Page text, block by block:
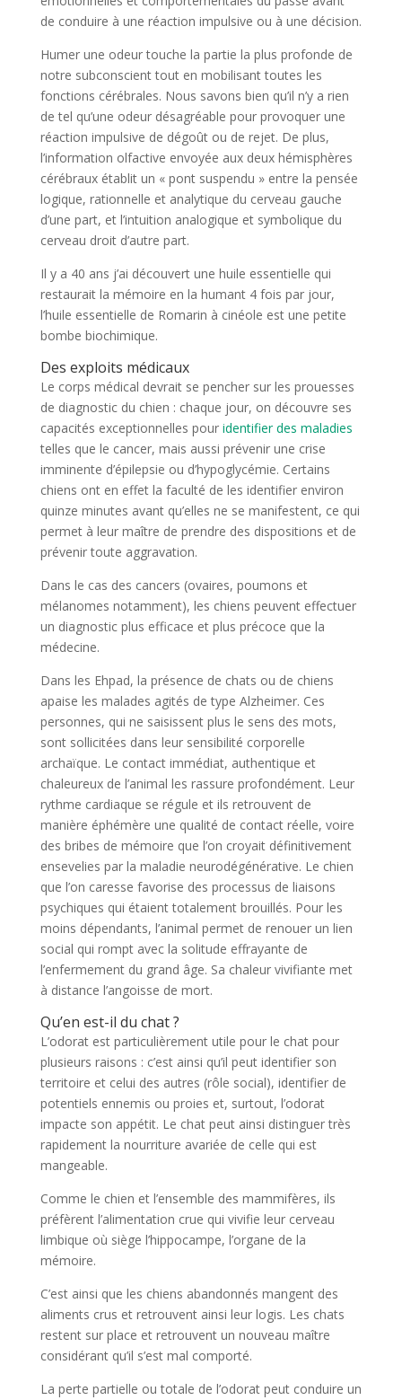
de conduire à une réaction impulsive ou à une décision.
Humer une odeur touche la partie la plus profonde de
notre subconscient tout en mobilisant toutes les
fonctions cérébrales. Nous savons bien qu’il n’y a rien
de tel qu’une odeur désagréable pour provoquer une
réaction impulsive de dégoût ou de rejet. De plus,
l’information olfactive envoyée aux deux hémisphères
cérébraux établit un « pont suspendu » entre la pensée
logique, rationnelle et analytique du cerveau gauche
d’une part, et l’intuition analogique et symbolique du
cerveau droit d’autre part.
Il y a 40 ans j’ai découvert une huile essentielle qui
restaurait la mémoire en la humant 4 fois par jour,
l’huile essentielle de Romarin à cinéole est une petite
bombe biochimique.
Des exploits médicaux
Le corps médical devrait se pencher sur les prouesses
de diagnostic du chien : chaque jour, on découvre ses
capacités exceptionnelles pouridentifier des maladies
telles que le cancer, mais aussi prévenir une crise
imminente d’épilepsie ou d’hypoglycémie. Certains
chiens ont en effet la faculté de les identifier environ
quinze minutes avant qu’elles ne se manifestent, ce qui
permet à leur maître de prendre des dispositions et de
prévenir toute aggravation.
Dans le cas des cancers (ovaires, poumons et
mélanomes notamment), les chiens peuvent effectuer
un diagnostic plus efficace et plus précoce que la
médecine.
Dans les Ehpad, la présence de chats ou de chiens
apaise les malades agités de type Alzheimer. Ces
personnes, qui ne saisissent plus le sens des mots,
sont sollicitées dans leur sensibilité corporelle
archaïque. Le contact immédiat, authentique et
chaleureux de l’animal les rassure profondément. Leur
rythme cardiaque se régule et ils retrouvent de
manière éphémère une qualité de contact réelle, voire
des bribes de mémoire que l’on croyait définitivement
ensevelies par la maladie neurodégénérative. Le chien
que l’on caresse favorise des processus de liaisons
psychiques qui étaient totalement brouillés. Pour les
moins dépendants, l’animal permet de renouer un lien
social qui rompt avec la solitude effrayante de
l’enfermement du grand âge. Sa chaleur vivifiante met
à distance l’angoisse de mort.
Qu’en est-il du chat ?
L’odorat est particulièrement utile pour le chat pour
plusieurs raisons : c’est ainsi qu’il peut identifier son
territoire et celui des autres (rôle social), identifier de
potentiels ennemis ou proies et, surtout, l’odorat
impacte son appétit. Le chat peut ainsi distinguer très
rapidement la nourriture avariée de celle qui est
mangeable.
Comme le chien et l’ensemble des mammifères, ils
préfèrent l’alimentation crue qui vivifie leur cerveau
limbique où siège l’hippocampe, l’organe de la
mémoire.
C’est ainsi que les chiens abandonnés mangent des
aliments crus et retrouvent ainsi leur logis. Les chats
restent sur place et retrouvent un nouveau maître
considérant qu’il s’est mal comporté.
La perte partielle ou totale de l’odorat peut conduire un